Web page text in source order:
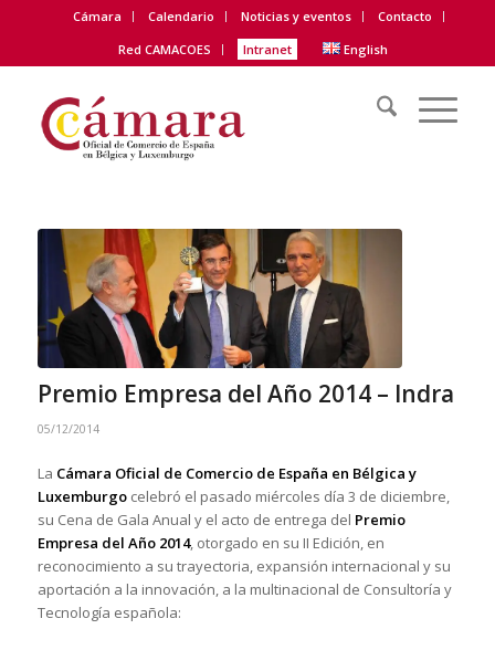
Cámara Calendario Noticias y eventos
Contacto
Red CAMACOES
Intranet English
Premio Empresa del Año 2014 – Indra
05/12/2014
La Cámara Oficial de Comercio de España en Bélgica y
Luxemburgocelebró el pasado miércoles día 3 de diciembre,
su Cena de Gala Anual y el acto de entrega del Premio
Empresa del Año 2014, otorgado en su II Edición, en
reconocimiento a su trayectoria, expansión internacional y su
aportación a la innovación, a la multinacional de Consultoría y
Tecnología española: